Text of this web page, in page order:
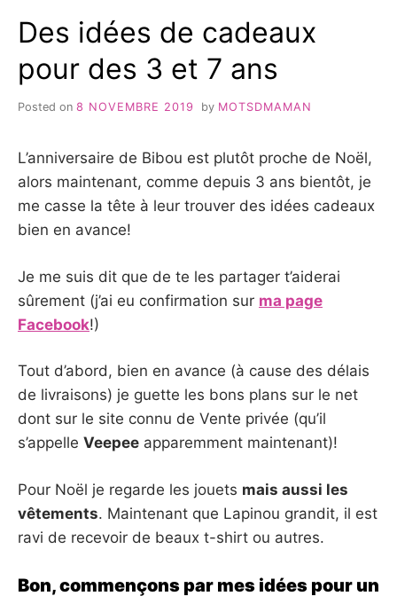
Des idées de cadeaux
pour des 3 et 7 ans
Posted on 8 NOVEMBRE 2019 by MOTSDMAMAN
L’anniversaire de Bibou est plutôt proche de Noël,
alors maintenant, comme depuis 3 ans bientôt, je
me casse la tête à leur trouver des idées cadeaux
bien en avance!
Je me suis dit que de te les partager t’aiderai
sûrement (j’ai eu confirmation sur ma page
Facebook!)
Tout d’abord, bien en avance (à cause des délais
de livraisons) je guette les bons plans sur le net
dont sur le site connu de Vente privée (qu’il
s’appelle Veepee apparemment maintenant)!
Pour Noël je regarde les jouets mais aussi les
vêtements. Maintenant que Lapinou grandit, il est
ravi de recevoir de beaux t-shirt ou autres.
Bon, commençons par mes idées pour un